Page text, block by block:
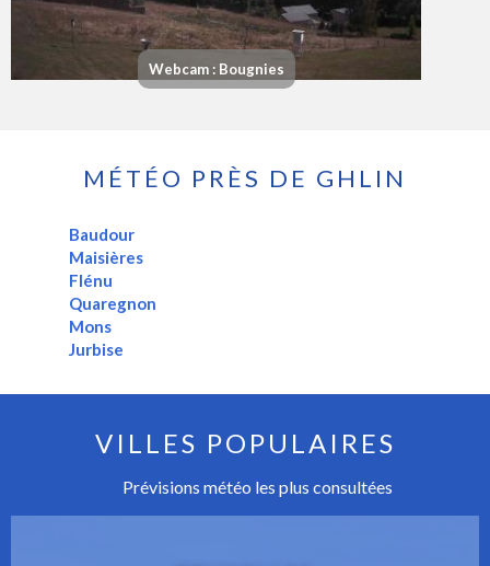
Webcam : Bougnies
MÉTÉO PRÈS DE GHLIN
Baudour
Maisières
Flénu
Quaregnon
Mons
Jurbise
VILLES POPULAIRES
Prévisions météo les plus consultées